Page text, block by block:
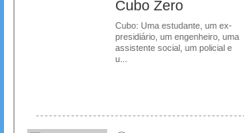
Cubo Zero
Cubo: Uma estudante, um ex-
presidiário, um engenheiro, uma
assistente social, um policial e
u...